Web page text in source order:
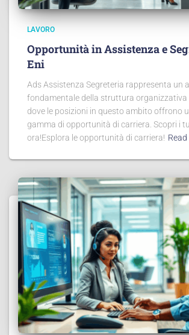
LAVORO
Opportunità in Assistenza e
Eni
Ads Assistenza Segreteria rappresenta un
fondamentale della struttura organizzativa
dove le posizioni in questo ambito offrono
gamma di opportunità di carriera. Scopri i
ora!Esplora le opportunità di carriera! Read